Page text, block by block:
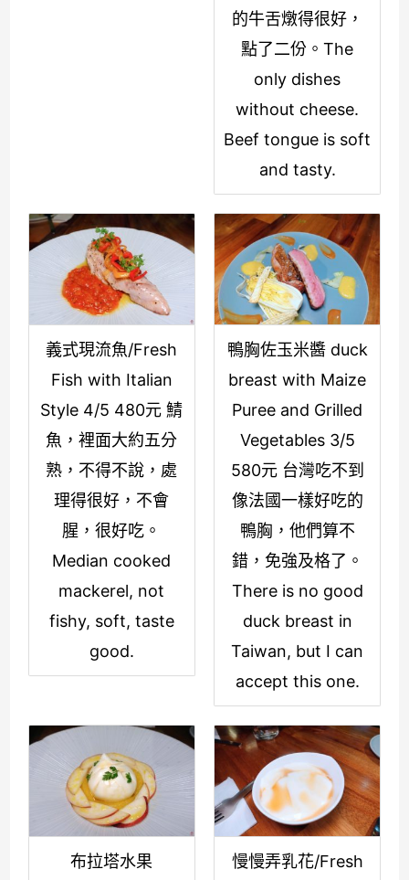
的牛舌燉得很好，
點了二份。The
only dishes
without cheese.
Beef tongue is soft
and tasty.
義式現流魚/Fresh
Fish with Italian
Style 4/5 480元 鯖
魚，裡面大約五分
熟，不得不說，處
理得很好，不會
腥，很好吃。
Median cooked
mackerel, not
fishy, soft, taste
good.
鴨胸佐玉米醬 duck
breast with Maize
Puree and Grilled
Vegetables 3/5
580元 台灣吃不到
像法國一樣好吃的
鴨胸，他們算不
錯，免強及格了。
There is no good
duck breast in
Taiwan, but I can
accept this one.
布拉塔水果 慢慢弄乳花/Fresh